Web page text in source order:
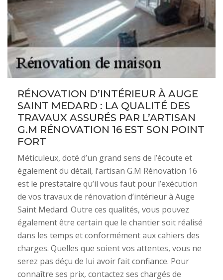
RÉNOVATION D’INTÉRIEUR À AUGE
SAINT MEDARD : LA QUALITÉ DES
TRAVAUX ASSURÉS PAR L’ARTISAN
G.M RÉNOVATION 16 EST SON POINT
FORT
Méticuleux, doté d’un grand sens de l’écoute et
également du détail, l’artisan G.M Rénovation 16
est le prestataire qu’il vous faut pour l’exécution
de vos travaux de rénovation d’intérieur à Auge
Saint Medard. Outre ces qualités, vous pouvez
également être certain que le chantier soit réalisé
dans les temps et conformément aux cahiers des
charges. Quelles que soient vos attentes, vous ne
serez pas déçu de lui avoir fait confiance. Pour
connaître ses prix, contactez ses chargés de